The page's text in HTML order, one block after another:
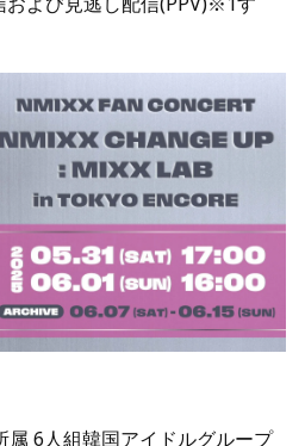
属 6人組韓国アイドルグループ